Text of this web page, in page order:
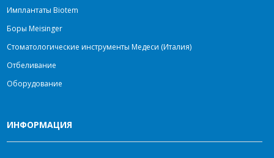
Имплантаты Biotem
Боры Meisinger
Стоматологические инструменты Медеси (Италия)
Отбеливание
Оборудование
ИНФОРМАЦИЯ